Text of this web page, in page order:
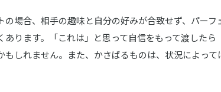
の場合、相手の趣味と自分の好みが合致せず、パー
あります。「これは」と思って自信をもって渡した
もしれません。また、かさばるものは、状況によっ